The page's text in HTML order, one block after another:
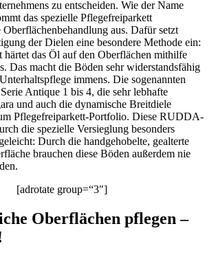
zu entscheiden. Wie der Name
das spezielle Pflegefreiparkett
Oberflächenbehandlung aus. Dafür setzt
der Dielen eine besondere Methode ein:
härtet das Öl auf den Oberflächen mithilfe
Das macht die Böden sehr widerstandsfähig
immens. Die sogenannten
Antique 1 bis 4, die sehr lebhafte
und auch die dynamische Breitdiele
Pflegefreiparkett-Portfolio. Diese RUDDA-
die spezielle Versieglung besonders
Durch die handgehobelte, gealterte
brauchen diese Böden außerdem nie
[adrotate group=“3″]
Oberflächen pflegen –